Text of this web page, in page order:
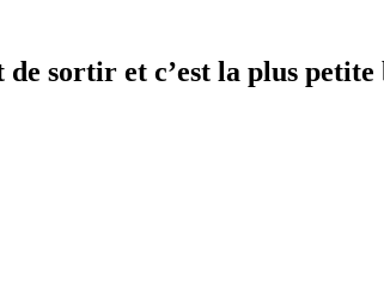
sortir et c’est la plus petite